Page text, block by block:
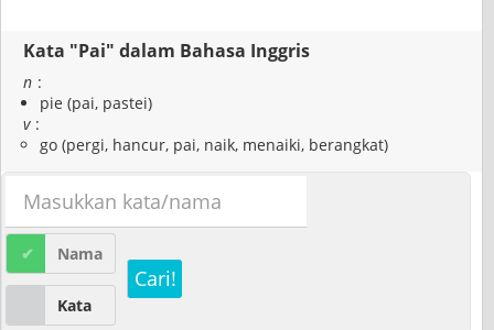
Kata "Pai" dalam Bahasa Inggris
n :
pie (pai, pastei)
v :
go (pergi, hancur, pai, naik, menaiki, berangkat)
Nama
Kata
Cari!